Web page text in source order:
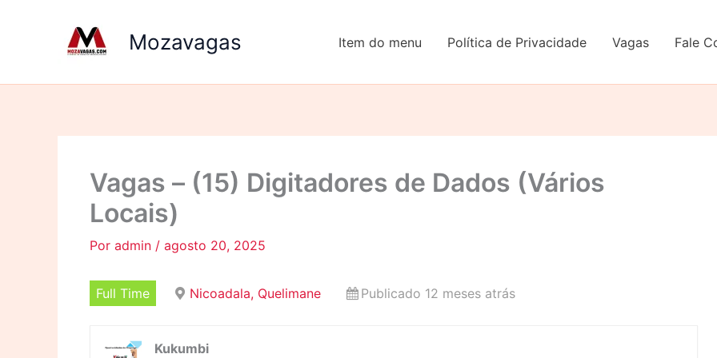
Mozavagas Item do menu Política de Privacidade Vagas Fale
Vagas – (15) Digitadores de Dados (Vários
Locais)
Por admin / agosto 20, 2025
Full Time Nicoadala, Quelimane Publicado 12 meses atrás
Kukumbi